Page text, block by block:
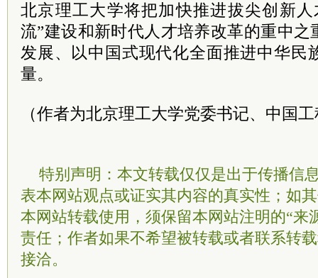
北京理工大学将把加快推进拔尖创新
流”建设和新时代人才培养改革的重中
发展、以中国式现代化全面推进中华民
量。
（作者为北京理工大学党委书记、中国
特别声明：本文转载仅仅是出于传播信
表本网站观点或证实其内容的真实性；如
本网站转载使用，须保留本网站注明的“来
责任；作者如果不希望被转载或者联系转
接洽。